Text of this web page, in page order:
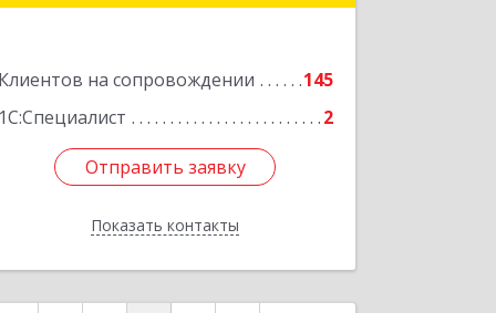
Клиентов на сопровождении
145
1С:Специалист
2
Отправить заявку
Показать контакты
Отправить заявку
Назад